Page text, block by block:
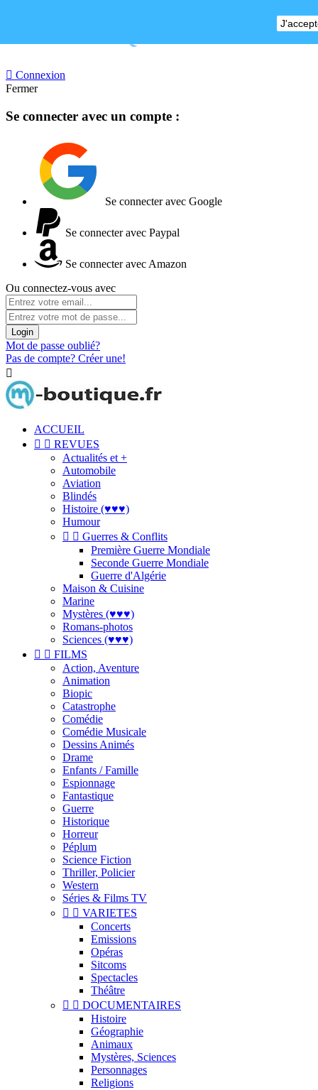
 Connexion
Fermer
Se connecter avec un compte :
Se connecter avec Google
Se connecter avec Paypal
Se connecter avec Amazon
Ou connectez-vous avec
Login
Mot de passe oublié?
Pas de compte? Créer une!

ACCUEIL
  REVUES
Actualités et +
Automobile
Aviation
Blindés
Histoire (♥♥♥)
Humour
  Guerres & Conflits
Première Guerre Mondiale
Seconde Guerre Mondiale
Guerre d'Algérie
Maison & Cuisine
Marine
Mystères (♥♥♥)
Romans-photos
Sciences (♥♥♥)
  FILMS
Action, Aventure
Animation
Biopic
Catastrophe
Comédie
Comédie Musicale
Dessins Animés
Drame
Enfants / Famille
Espionnage
Fantastique
Guerre
Historique
Horreur
Péplum
Science Fiction
Thriller, Policier
Western
Séries & Films TV
  VARIETES
Concerts
Emissions
Opéras
Sitcoms
Spectacles
Théâtre
  DOCUMENTAIRES
Histoire
Géographie
Animaux
Mystères, Sciences
Personnages
Religions